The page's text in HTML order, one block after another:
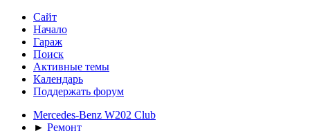
Сайт
Начало
Гараж
Поиск
Активные темы
Календарь
Поддержать форум
Mercedes-Benz W202 Club
► Ремонт